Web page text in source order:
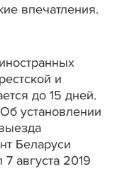
впечатления.
и
до 15 дней.
установлении
Беларуси
августа 2019